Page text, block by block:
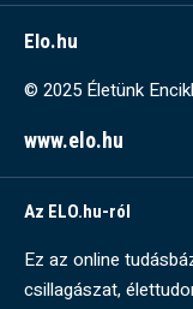
Elo.hu
© 2025 Életünk
www.elo.hu
Az ELO.hu-ról
Ez az online
csillagászat,